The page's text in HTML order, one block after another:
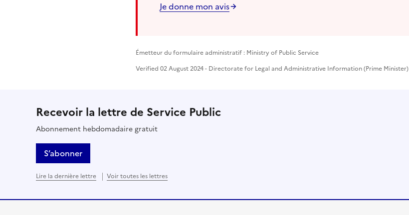
Je donne mon avis
Émetteur du formulaire administratif : Ministry of Public Service
Verified 02 August 2024 - Directorate for Legal and Administrative Information (Prime Minister)
Recevoir la lettre de Service Public
Abonnement hebdomadaire gratuit
S’abonner
Lire la dernière lettre Voir toutes les lettres